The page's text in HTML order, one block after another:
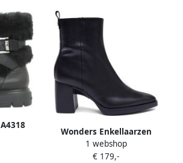
Wonders Enkellaarzen
L1601IsyNegro
1 webshop
€ 179,-